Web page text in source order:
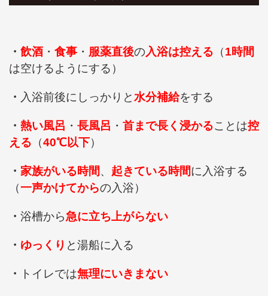
・ 飲酒 ・ 食事 ・ 服薬直後の入浴は控える （1時間
は空けるようにする）
・ 入浴前後にしっかりと水分補給をする
・ 熱い風呂 ・ 長風呂 ・ 首まで長く浸かることは控
える （40℃以下）
・ 家族がいる時間、 起きている時間に入浴する
（一声かけてからの入浴）
・ 浴槽から急に立ち上がらない
・ ゆっくり と湯船に入る
・ トイレでは無理にいきまない